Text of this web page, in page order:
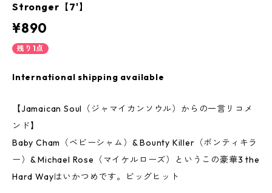
Stronger【7'】
¥890
残り1点
International shipping available
【Jamaican Soul（ジャマイカンソウル）からの一言リコメ
ンド】
Baby Cham（ベビーシャム）& Bounty Killer（ボンティキラ
ー）& Michael Rose（マイケルローズ）というこの豪華3 the
Hard Wayはいかつめです。ビッグヒット